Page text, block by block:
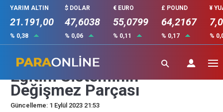
YARIM ALTIN
21.191,00
% 0,38
$ DOLAR
47,6038
% 0,06
€ EURO
55,0799
% 0,11
£ POUND
64,2167
% 0,17
¥
%
Sendikalar ve Öğretmenler
Eğitim Sisteminin
Değişmez Parçası
Güncelleme: 1 Eylül 2023 21:53